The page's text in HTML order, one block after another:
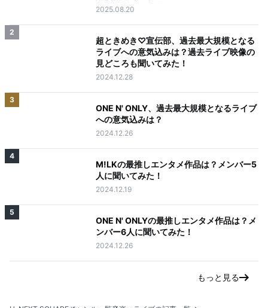
2025.08.20
2
超ときめき♡宣伝部、過去最大規模となる
ライブへの意気込みは？過去ライブ映像の
見どころも聞いてみた！
2024.12.28
3
ONE N' ONLY、過去最大規模となるライブ
への意気込みは？
2024.12.26
4
M!LKの最推しエンタメ作品は？メンバー5
人に聞いてみた！
2024.12.19
5
ONE N' ONLYの最推しエンタメ作品は？メ
ンバー6人に聞いてみた！
2024.12.26
もっと見る